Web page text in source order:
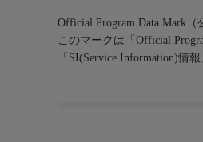
Official Program Data Mark（
このマークは「Official
「SI(Service Information)情